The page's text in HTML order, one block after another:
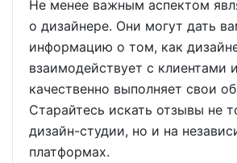
Не менее важным аспектом
о дизайнере. Они могут дать
информацию о том, как
взаимодействует с клиентами
качественно выполняет свои
Старайтесь искать отзывы не
дизайн-студии, но и на
платформах.